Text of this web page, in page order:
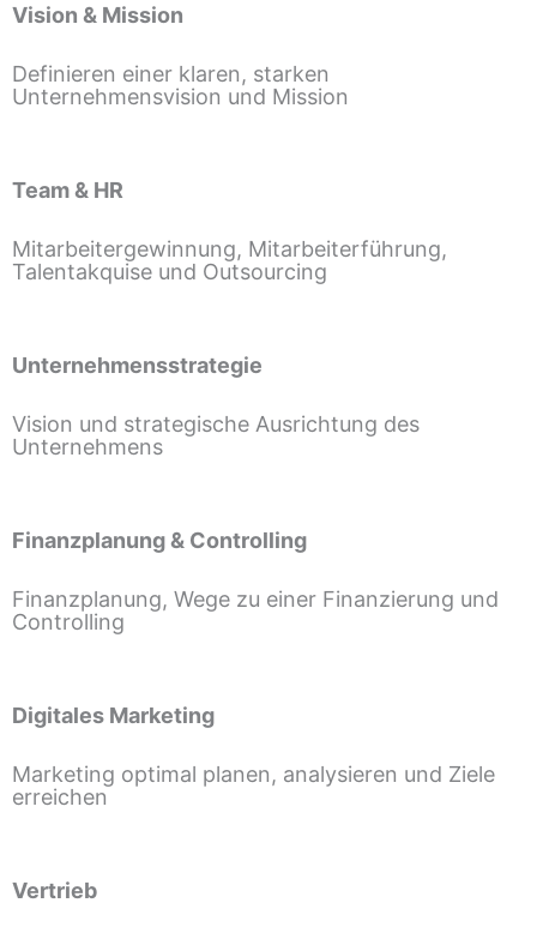
Vision & Mission
Definieren einer klaren, starken
Unternehmensvision und Mission
Team & HR
Mitarbeitergewinnung, Mitarbeiterführung,
Talentakquise und Outsourcing
Unternehmensstrategie
Vision und strategische Ausrichtung des
Unternehmens
Finanzplanung & Controlling
Finanzplanung, Wege zu einer Finanzierung und
Controlling
Digitales Marketing
Marketing optimal planen, analysieren und Ziele
erreichen
Vertrieb